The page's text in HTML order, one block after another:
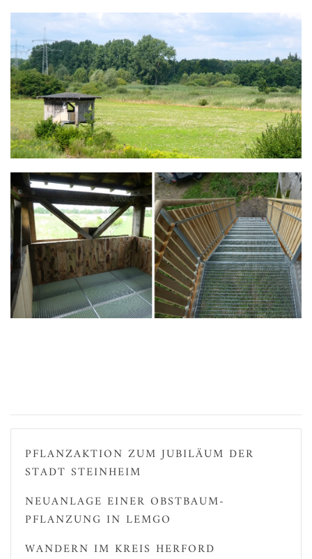
PFLANZAKTION ZUM JUBILÄUM DER
STADT STEINHEIM
NEUANLAGE EINER OBSTBAUM-
PFLANZUNG IN LEMGO
WANDERN IM KREIS HERFORD